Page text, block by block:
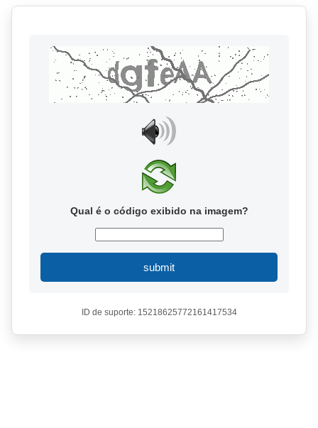
Qual é o código exibido na imagem?
submit
ID de suporte: 15218625772161417534